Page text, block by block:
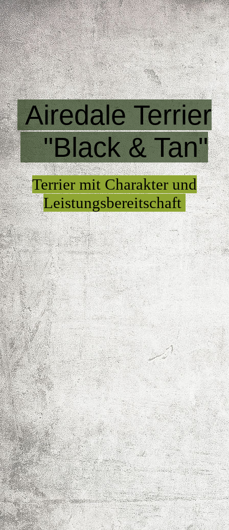
Airedale Terrier
"Black & Tan"
Terrier mit Charakter und
Leistungsbereitschaft
Startseite
Aktuelles
Kontakt
Unsere Airedale Terrier
Bildergalerie
Hundesport
Austellungen
Gesundheits Tips
Der Airedale Terrier
Zuchtziele
Über mich
Links
Impressum